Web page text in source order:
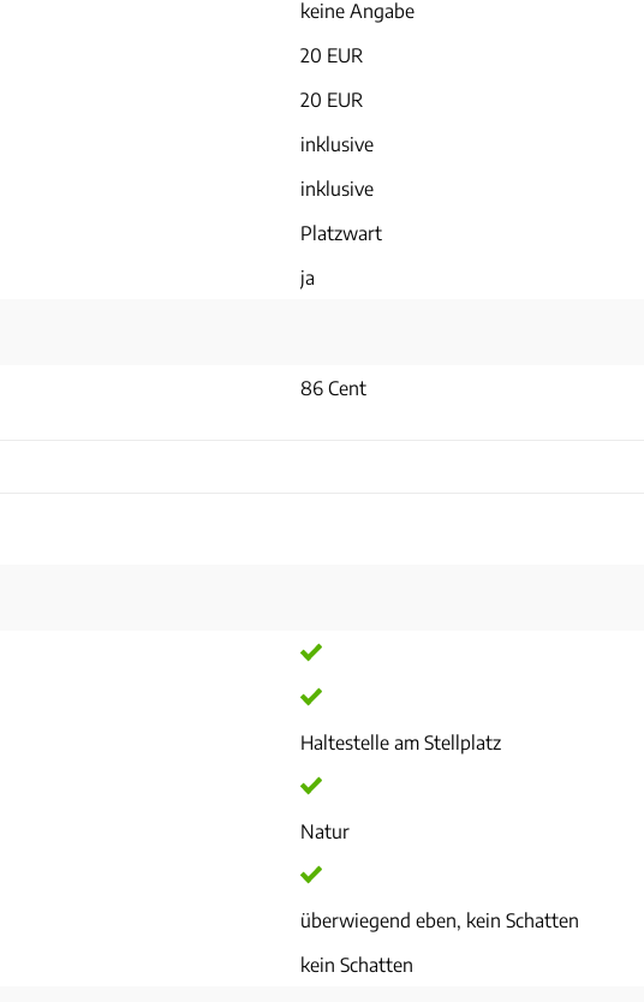
keine Angabe
20 EUR
20 EUR
inklusive
inklusive
Platzwart
ja
86 Cent
Haltestelle am Stellplatz
Natur
überwiegend eben, kein Schatten
kein Schatten